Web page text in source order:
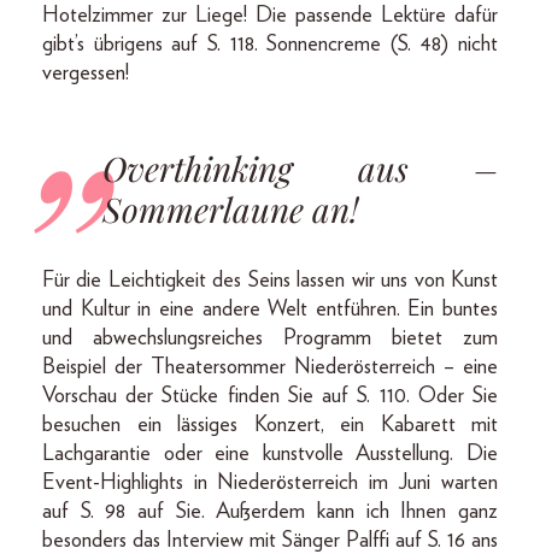
Hotelzimmer zur Liege! Die passende Lektüre dafür
gibt’s übrigens auf S. 118. Sonnencreme (S. 48) nicht
vergessen!
Overthinking aus –
Sommerlaune an!
Für die Leichtigkeit des Seins lassen wir uns von Kunst
und Kultur in eine andere Welt entführen. Ein buntes
und abwechslungsreiches Programm bietet zum
Beispiel der Theatersommer Niederösterreich – eine
Vorschau der Stücke finden Sie auf S. 110. Oder Sie
besuchen ein lässiges Konzert, ein Kabarett mit
Lachgarantie oder eine kunstvolle Ausstellung. Die
Event-Highlights in Niederösterreich im Juni warten
auf S. 98 auf Sie. Außerdem kann ich Ihnen ganz
besonders das Interview mit Sänger Palffi auf S. 16 ans